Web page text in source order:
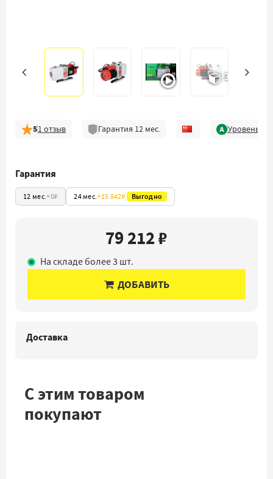
3D
51отзыв Гарантия 12мес. Уровень
Гарантия
12 мес.+0₽ 24 мес.+15 842₽ Выгодно
79 212 ₽
ДОБАВИТЬ
На складе более 3 шт.
Доставка
С этим товаром
покупают